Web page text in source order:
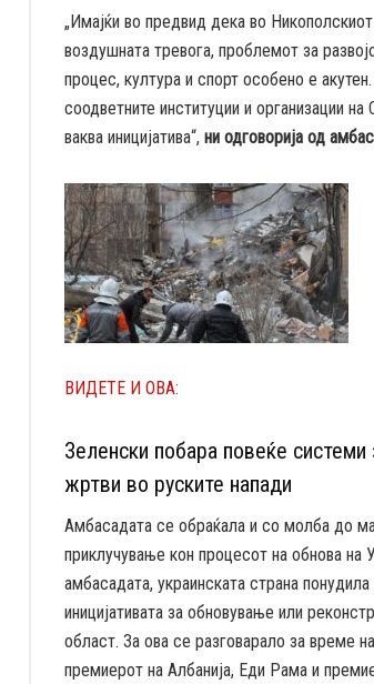
„Имајќи во предвид дека во
воздушната тревога, проблемот за
процес, култура и спорт особено е
соодветните институции и организации
ваква иницијатива“, ни одговорија од
ВИДЕТЕ И ОВА:
Зеленски побара повеќе
жртви во руските напади
Амбасадата се обраќала и со молба до
приклучување кон процесот на обнова на
амбасадата, украинската страна
иницијативата за обновување или
област. За ова се разговарало за време
премиерот на Албанија, Еди Рама и